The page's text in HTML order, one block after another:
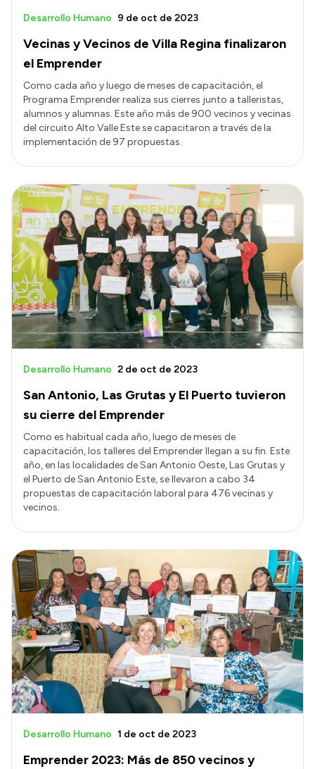
Vecinas y Vecinos de Villa Regina finalizaron
el Emprender
Desarrollo Humano 9 de oct de 2023
Como cada año y luego de meses de capacitación, el
Programa Emprender realiza sus cierres junto a talleristas,
alumnos y alumnas. Este año más de 900 vecinos y vecinas
del circuito Alto Valle Este se capacitaron a través de la
implementación de 97 propuestas.
San Antonio, Las Grutas y El Puerto tuvieron
su cierre del Emprender
Desarrollo Humano 2 de oct de 2023
Como es habitual cada año, luego de meses de
capacitación, los talleres del Emprender llegan a su fin. Este
año, en las localidades de San Antonio Oeste, Las Grutas y
el Puerto de San Antonio Este, se llevaron a cabo 34
propuestas de capacitación laboral para 476 vecinas y
vecinos.
Emprender 2023: Más de 850 vecinos y
Desarrollo Humano 1 de oct de 2023